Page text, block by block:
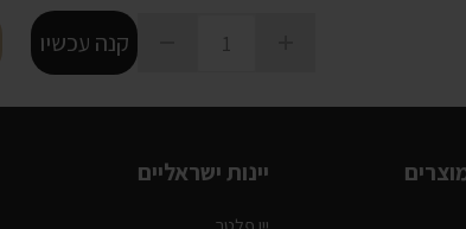
קנה עכשיו
יינות ישראליים